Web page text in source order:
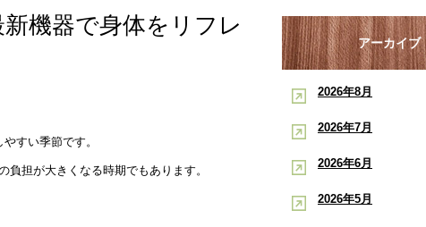
機器で身体をリフレ
すい季節です。
担が大きくなる時期でもあります。
骨院
アーカイブ
2026年8月
2026年7月
2026年6月
2026年5月